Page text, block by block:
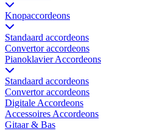
Knopaccordeons
Standaard accordeons
Convertor accordeons
Pianoklavier Accordeons
Standaard accordeons
Convertor accordeons
Digitale Accordeons
Accessoires Accordeons
Gitaar & Bas